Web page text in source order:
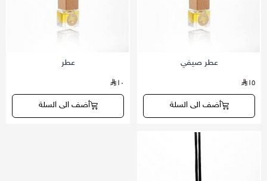
عطر صيفي
١٥
أضف الى السلة
عطر
١٠
أضف الى السلة